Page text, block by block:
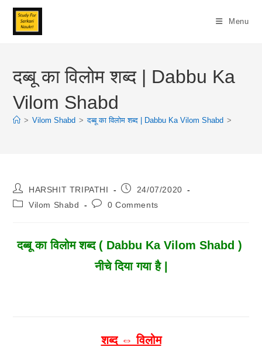
Skip
Content
Menu
दब्बू का विलोम शब्द | Dabbu Ka
Vilom Shabd
> Vilom Shabd > दब्बू का विलोम शब्द | Dabbu Ka Vilom Shabd >
Post
Author:
HARSHIT TRIPATHI
Post24/07/2020
PostVilom Shabd
Post0 Comments
दब्बू का विलोम शब्द ( Dabbu Ka Vilom Shabd )
नीचे दिया गया है |
शब्द ⇔ विलोम